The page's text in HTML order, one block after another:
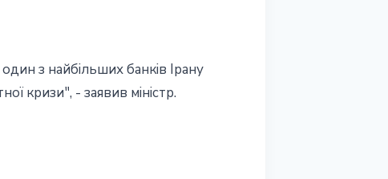
з найбільших банків Ірану
кризи", - заявив міністр.